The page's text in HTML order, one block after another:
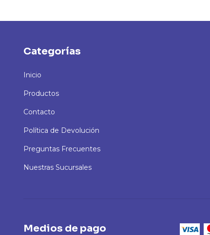
Categorías
Inicio
Productos
Contacto
Política de Devolución
Preguntas Frecuentes
Nuestras Sucursales
Medios de pago